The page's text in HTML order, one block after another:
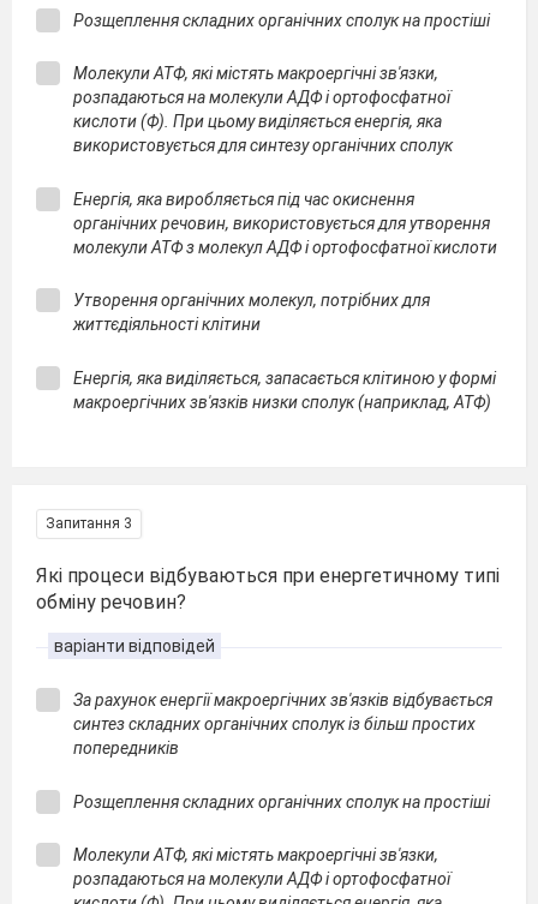
Розщеплення складних органічних сполук на простіші
Молекули АТФ, які містять макроергічні зв'язки,
розпадаються на молекули АДФ і ортофосфатної
кислоти (Ф). При цьому виділяється енергія, яка
використовується для синтезу органічних сполук
Енергія, яка виробляється під час окиснення
органічних речовин, використовується для утворення
молекули АТФ з молекул АДФ і ортофосфатної кислоти
Утворення органічних молекул, потрібних для
життєдіяльності клітини
Енергія, яка виділяється, запасається клітиною у формі
макроергічних зв'язків низки сполук (наприклад, АТФ)
Запитання 3
Які процеси відбуваються при енергетичному типі
обміну речовин?
варіанти відповідей
За рахунок енергії макроергічних зв'язків відбувається
синтез складних органічних сполук із більш простих
попередників
Розщеплення складних органічних сполук на простіші
Молекули АТФ, які містять макроергічні зв'язки,
розпадаються на молекули АДФ і ортофосфатної